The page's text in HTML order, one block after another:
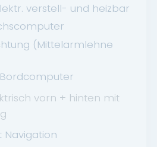
verstell- und heizbar
(Mittelarmlehne
vorn + hinten mit
Navigation